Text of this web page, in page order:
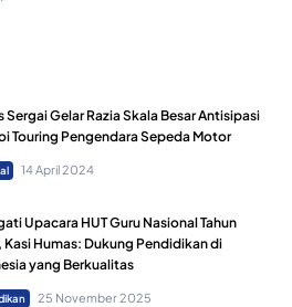
Sergai Gelar Razia Skala Besar Antisipasi
Touring Pengendara Sepeda Motor
14 April 2024
Upacara HUT Guru Nasional Tahun
Kasi Humas: Dukung Pendidikan di
yang Berkualitas
25 November 2025